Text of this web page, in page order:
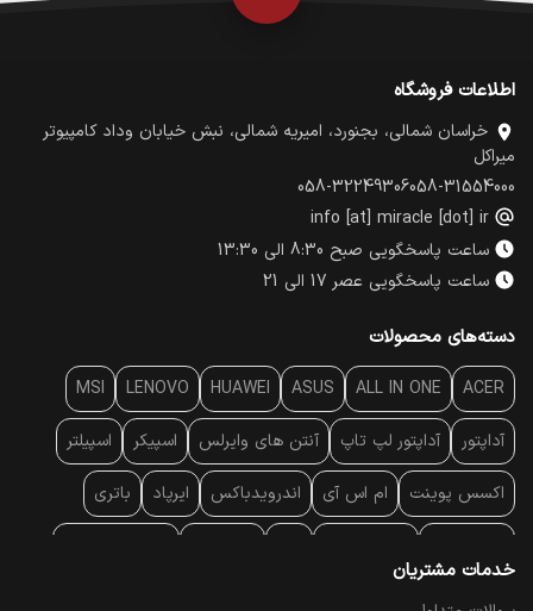
اطلاعات فروشگاه
خراسان شمالی، بجنورد، امیریه شمالی، نبش خیابان وداد کامپیوتر
میراکل
058-31554000
058-32249306
info [at] miracle [dot] ir
ساعت پاسخگویی صبح 8:30 الی 13:30
ساعت پاسخگویی عصر 17 الی 21
دسته‌های محصولات
ACER
ALL IN ONE
ASUS
HUAWEI
LENOVO
MSI
آداپتور آداپتور لپ تاپ آنتن‌ های وایرلس اسپیکر اسپیلتر
اکسس پوینت ام اس آی اندرویدباکس ایرپاد باتری
پایه سقفی
خدمات مشتریان